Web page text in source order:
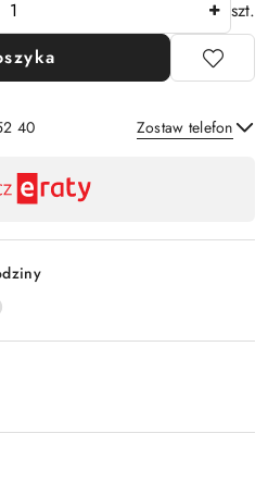
szt.
40 Zostaw telefon